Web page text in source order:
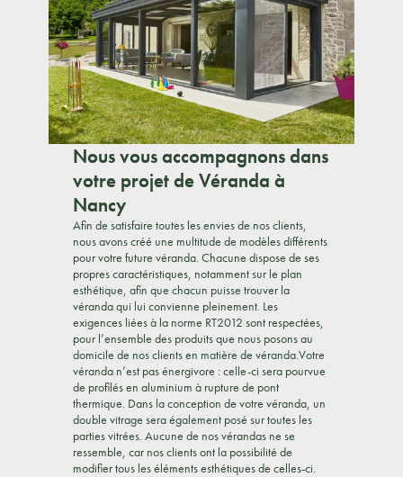
Nous vous accompagnons dans
votre projet de Véranda à
Nancy
Afin de satisfaire toutes les envies de nos clients,
nous avons créé une multitude de modèles différents
pour votre future véranda. Chacune dispose de ses
propres caractéristiques, notamment sur le plan
esthétique, afin que chacun puisse trouver la
véranda qui lui convienne pleinement. Les
exigences liées à la norme RT2012 sont respectées,
pour l’ensemble des produits que nous posons au
domicile de nos clients en matière de véranda.Votre
véranda n’est pas énergivore : celle-ci sera pourvue
de profilés en aluminium à rupture de pont
thermique. Dans la conception de votre véranda, un
double vitrage sera également posé sur toutes les
parties vitrées. Aucune de nos vérandas ne se
ressemble, car nos clients ont la possibilité de
modifier tous les éléments esthétiques de celles-ci.